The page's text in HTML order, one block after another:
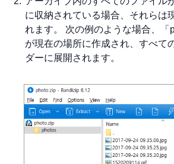
に収納されている場合、それらは
れます。 次の例のような場合、「
が現在の場所に作成され、すべて
ダーに展開されます。